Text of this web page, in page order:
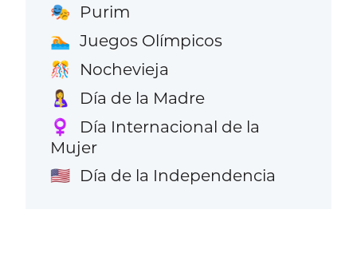
🎭 Purim
🏊 Juegos Olímpicos
🎊 Nochevieja
🤱 Día de la Madre
♀️
Día Internacional de la
Mujer
🇺🇸 Día de la Independencia